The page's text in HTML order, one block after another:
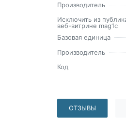
Производитель
Исключить из
веб-витрине mag1c
Базовая единица
Производитель
Код
ОТЗЫВЫ